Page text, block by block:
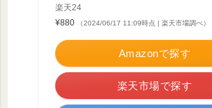
楽天24
¥880
（2024/06/17 11:09時点 | 楽天市場調べ）
Amazonで探す
楽天市場で探す